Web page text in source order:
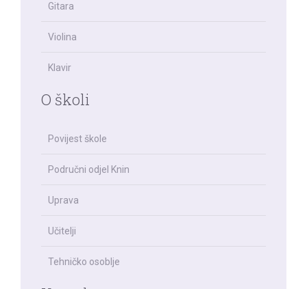
Gitara
Violina
Klavir
O školi
Povijest škole
Područni odjel Knin
Uprava
Učitelji
Tehničko osoblje